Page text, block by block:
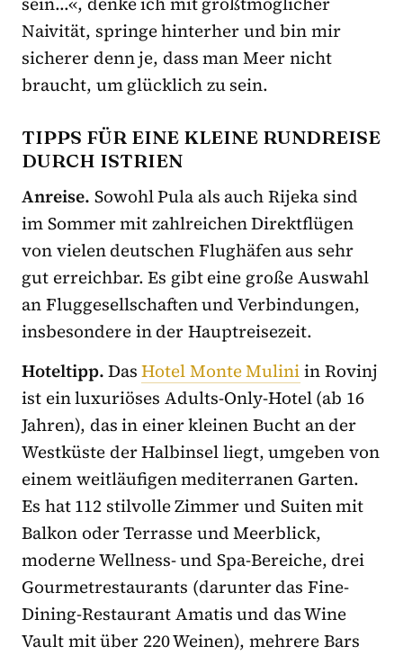
Naivität, springe hinterher und bin mir
sicherer denn je, dass man Meer nicht
braucht, um glücklich zu sein.
TIPPS FÜR EINE KLEINE RUNDREISE
DURCH ISTRIEN
Anreise. Sowohl Pula als auch Rijeka sind
im Sommer mit zahlreichen Direktflügen
von vielen deutschen Flughäfen aus sehr
gut erreichbar. Es gibt eine große Auswahl
an Fluggesellschaften und Verbindungen,
insbesondere in der Hauptreisezeit.
Hoteltipp.DasHotel Monte Muliniin Rovinj
ist ein luxuriöses Adults-Only-Hotel (ab 16
Jahren), das in einer kleinen Bucht an der
Westküste der Halbinsel liegt, umgeben von
einem weitläufigen mediterranen Garten.
Es hat 112 stilvolle Zimmer und Suiten mit
Balkon oder Terrasse und Meerblick,
moderne Wellness- und Spa-Bereiche, drei
Gourmetrestaurants (darunter das Fine-
Dining-Restaurant Amatis und das Wine
Vault mit über 220 Weinen), mehrere Bars